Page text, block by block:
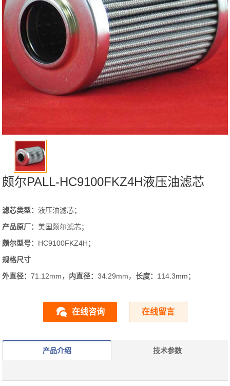
颇尔PALL-HC9100FKZ4H液压油滤芯
滤芯类型：液压油滤芯；
产品原厂：美国颇尔滤芯；
颇尔型号： HC9100FKZ4H；
规格尺寸
外直径：71.12mm， 内直径：34.29mm，长度： 114.3mm；
在线咨询 在线留言
产品介绍 技术参数